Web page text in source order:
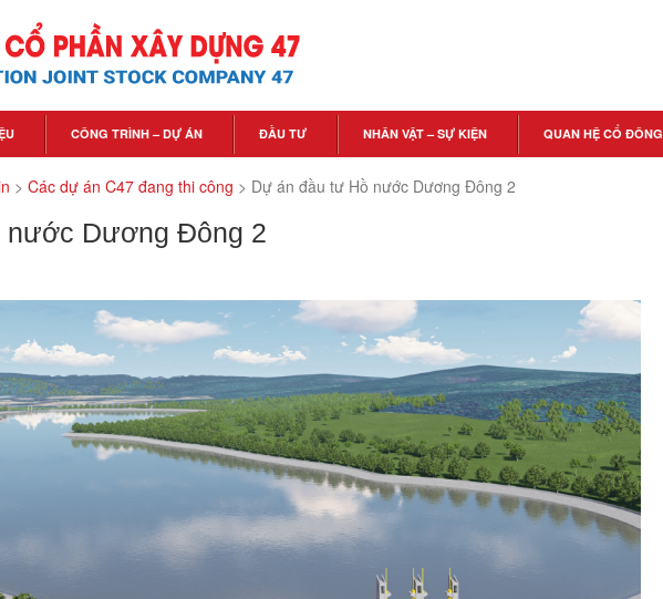
CÔNG TRÌNH – DỰ ÁN ĐẦU TƯ NHÂN VẬT – SỰ KIỆN QUAN HỆ CỔ ĐÔNG
> Các dự án C47 đang thi công > Dự án đầu tư Hồ nước Dương Đông 2
nước Dương Đông 2